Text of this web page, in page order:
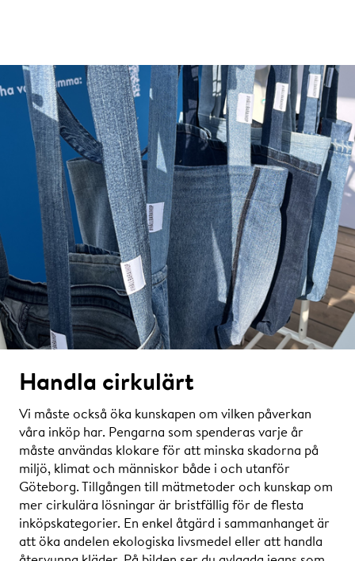
Handla cirkulärt
Vi måste också öka kunskapen om vilken påverkan
våra inköp har. Pengarna som spenderas varje år
måste användas klokare för att minska skadorna på
miljö, klimat och människor både i och utanför
Göteborg. Tillgången till mätmetoder och kunskap om
mer cirkulära lösningar är bristfällig för de flesta
inköpskategorier. En enkel åtgärd i sammanhanget är
att öka andelen ekologiska livsmedel eller att handla